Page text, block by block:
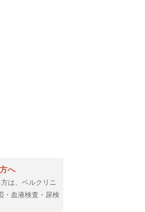
へ
は、ベルクリニ
・血液検査・尿検